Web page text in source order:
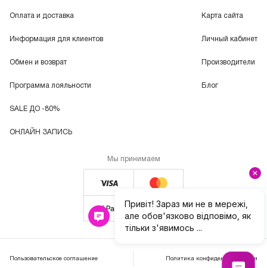
Оплата и доставка
Информация для клиентов
Обмен и возврат
Программа лояльности
SALE ДО -80%
ОНЛАЙН ЗАПИСЬ
Карта сайта
Личный кабинет
Производители
Блог
Мы принимаем
Пользовательское соглашение Политика конфиденциальности